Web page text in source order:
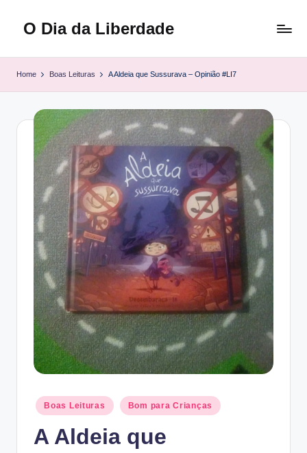
O Dia da Liberdade
Home Boas Leituras A Aldeia que Sussurava – Opinião #LI7
Posted
in
Boas Leituras Bom para Crianças
A Aldeia que